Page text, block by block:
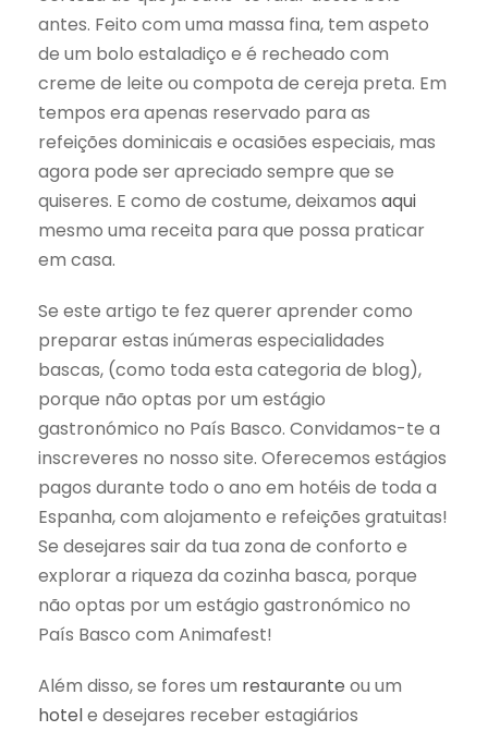
antes. Feito com uma massa fina, tem aspeto
de um bolo estaladiço e é recheado com
creme de leite ou compota de cereja preta. Em
tempos era apenas reservado para as
refeições dominicais e ocasiões especiais, mas
agora pode ser apreciado sempre que se
quiseres. E como de costume, deixamos aqui
mesmo uma receita para que possa praticar
em casa.
Se este artigo te fez querer aprender como
preparar estas inúmeras especialidades
bascas, (como toda esta categoria de blog),
porque não optas por um estágio
gastronómico no País Basco. Convidamos-te a
inscreveres no nosso site. Oferecemos estágios
pagos durante todo o ano em hotéis de toda a
Espanha, com alojamento e refeições gratuitas!
Se desejares sair da tua zona de conforto e
explorar a riqueza da cozinha basca, porque
não optas por um estágio gastronómico no
País Basco com Animafest!
Além disso, se fores um restaurante ou um
hotele desejares receber estagiários